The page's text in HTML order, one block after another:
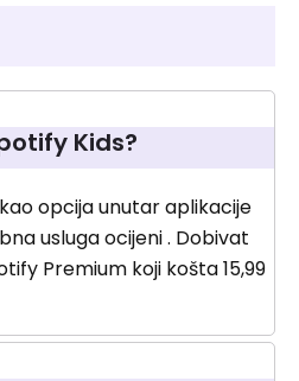
Kids?
opcija unutar aplikacije
usluga ocijeni . Dobivat
Premium koji košta 15,99